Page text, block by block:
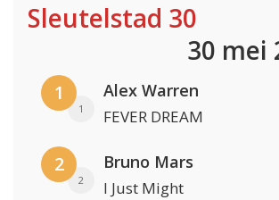
Sleutelstad 30
30 mei
1
1
Alex Warren
FEVER DREAM
2
2
Bruno Mars
I Just Might